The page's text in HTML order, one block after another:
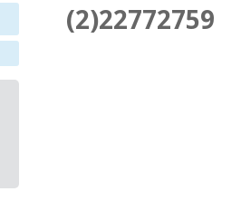
(2)22772759